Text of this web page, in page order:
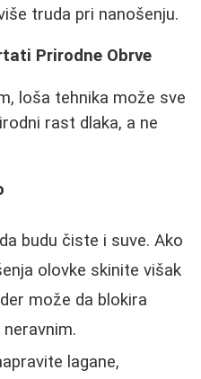
truda pri nanošenju.
Prirodne Obrve
loša tehnika može sve
rast dlaka, a ne
budu čiste i suve. Ako
olovke skinite višak
može da blokira
lagane,